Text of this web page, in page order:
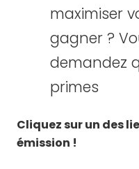
maximiser
gagner ?
demandez
primes
Cliquez sur un des
émission !